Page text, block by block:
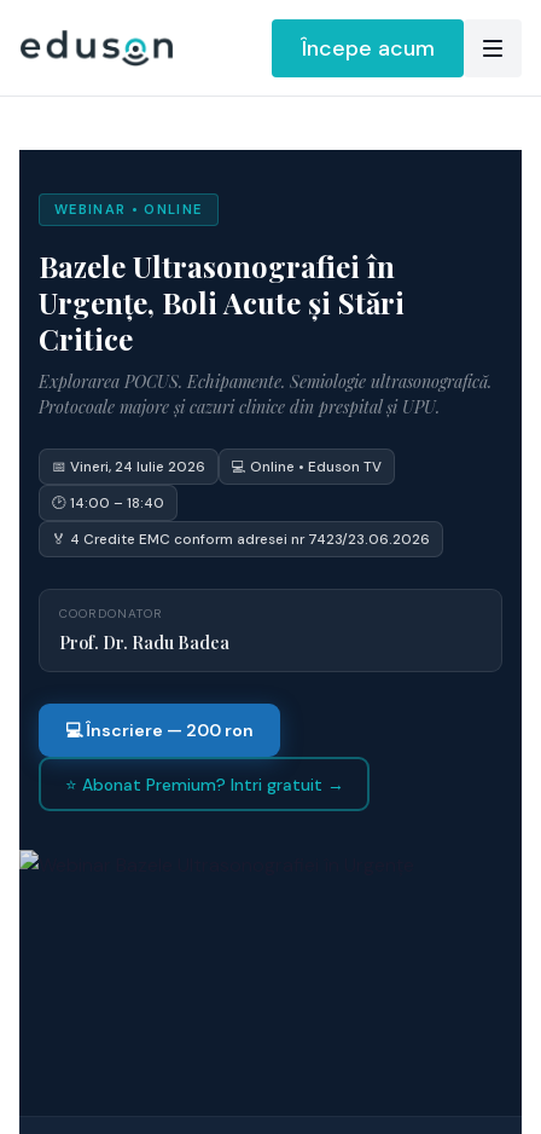
Începe acum
WEBINAR • ONLINE
Bazele Ultrasonografiei în
Urgențe, Boli Acute și Stări
Critice
Explorarea POCUS. Echipamente. Semiologie ultrasonografică.
Protocoale majore și cazuri clinice din prespital și UPU.
📅 Vineri, 24 Iulie 2026
💻 Online • Eduson TV
🕑 14:00 – 18:40
🏅 4 Credite EMC conform adresei nr 7423/23.06.2026
COORDONATOR
Prof. Dr. Radu Badea
💻 Înscriere — 200 ron
⭐ Abonat Premium? Intri gratuit →